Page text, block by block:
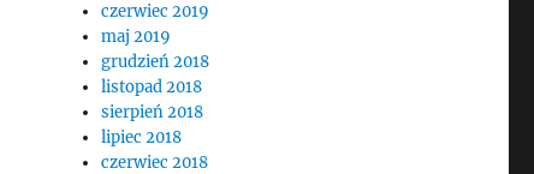
czerwiec 2019
maj 2019
grudzień 2018
listopad 2018
sierpień 2018
lipiec 2018
czerwiec 2018